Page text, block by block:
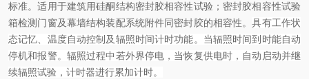
标准。适用于建筑用硅酮结构密封胶相容性试验；密封胶相容性试验
箱检测门窗及幕墙结构装配系统附件同密封胶的相容性。具有工作状
态记忆、温度自动控制及辐照时间计时功能。当辐照时间到时能自动
停机和报警。辐照过程中若外界停电，当恢复供电时，自动启动并继
续辐照试验，计时器进行累加计时。